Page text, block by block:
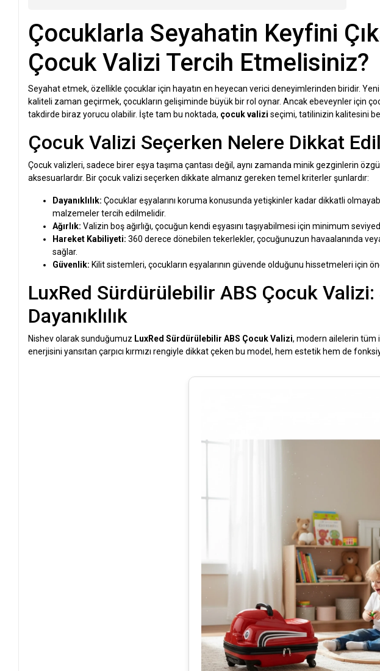
Çocuklarla Seyahatin Keyfini
Çocuk Valizi Tercih Etmelisiniz?
Seyahat etmek, özellikle çocuklar için hayatın en heyecan verici deneyimlerinden biridir.
kaliteli zaman geçirmek, çocukların gelişiminde büyük bir rol oynar. Ancak ebeveynler için
takdirde biraz yorucu olabilir. İşte tam bu noktada, çocuk valizi seçimi, tatilinizin kalitesini
Çocuk Valizi Seçerken Nelere Dikkat
Çocuk valizleri, sadece birer eşya taşıma çantası değil, aynı zamanda minik gezginlerin
aksesuarlardır. Bir çocuk valizi seçerken dikkate almanız gereken temel kriterler şunlardır:
Dayanıklılık: Çocuklar eşyalarını koruma konusunda yetişkinler kadar dikkatli
malzemeler tercih edilmelidir.
Ağırlık: Valizin boş ağırlığı, çocuğun kendi eşyasını taşıyabilmesi için minimum
Hareket Kabiliyeti: 360 derece dönebilen tekerlekler, çocuğunuzun havaalanında
sağlar.
Güvenlik: Kilit sistemleri, çocukların eşyalarının güvende olduğunu hissetmeleri için
LuxRed Sürdürülebilir ABS Çocuk
Dayanıklılık
Nishev olarak sunduğumuz LuxRed Sürdürülebilir ABS Çocuk Valizi, modern ailelerin tüm
enerjisini yansıtan çarpıcı kırmızı rengiyle dikkat çeken bu model, hem estetik hem de